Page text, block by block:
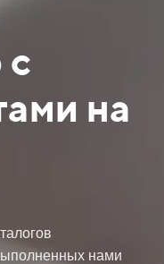
на
нами